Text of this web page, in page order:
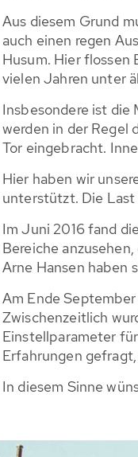
Aus diesem Grund
auch einen regen
Husum. Hier flossen
vielen Jahren unter
Insbesondere ist die
werden in der Regel
Tor eingebracht.
Hier haben wir
unterstützt. Die Last
Im Juni 2016 fand
Bereiche
Arne Hansen haben
Am Ende
Zwischenzeitlich
Einstellparameter
Erfahrungen
In diesem Sinne